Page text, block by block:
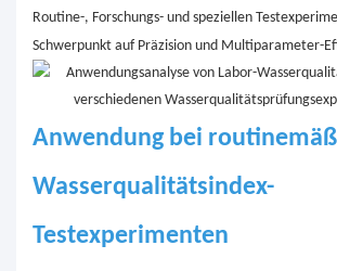
Routine-, Forschungs- und speziellen
Schwerpunkt auf Präzision und Multiparameter-
Anwendung bei
Wasserqualitätsindex-
Testexperimenten